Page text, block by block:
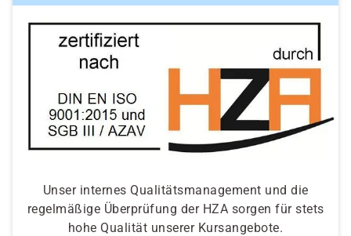
Unser internes Qualitätsmanagement und die
regelmäßige Überprüfung der HZA sorgen für stets
hohe Qualität unserer Kursangebote.